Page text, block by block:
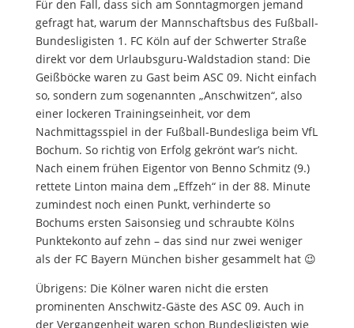
Für den Fall, dass sich am Sonntagmorgen jemand
gefragt hat, warum der Mannschaftsbus des Fußball-
Bundesligisten 1. FC Köln auf der Schwerter Straße
direkt vor dem Urlaubsguru-Waldstadion stand: Die
Geißböcke waren zu Gast beim ASC 09. Nicht einfach
so, sondern zum sogenannten „Anschwitzen“, also
einer lockeren Trainingseinheit, vor dem
Nachmittagsspiel in der Fußball-Bundesliga beim VfL
Bochum. So richtig von Erfolg gekrönt war’s nicht.
Nach einem frühen Eigentor von Benno Schmitz (9.)
rettete Linton maina dem „Effzeh“ in der 88. Minute
zumindest noch einen Punkt, verhinderte so
Bochums ersten Saisonsieg und schraubte Kölns
Punktekonto auf zehn – das sind nur zwei weniger
als der FC Bayern München bisher gesammelt hat 😉
Übrigens: Die Kölner waren nicht die ersten
prominenten Anschwitz-Gäste des ASC 09. Auch in
der Vergangenheit waren schon Bundesligisten wie